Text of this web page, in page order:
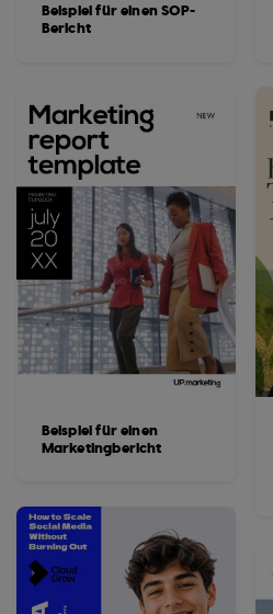
Beispiel für einen SOP-
Bericht
Beispiel für einen
Marketingbericht